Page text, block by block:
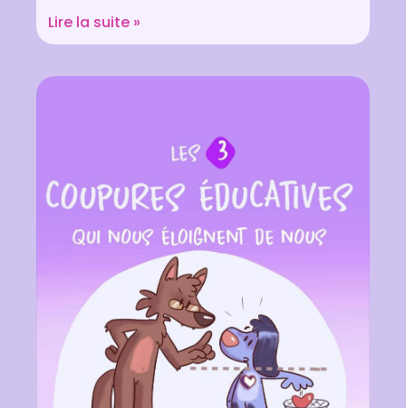
Lire la suite »